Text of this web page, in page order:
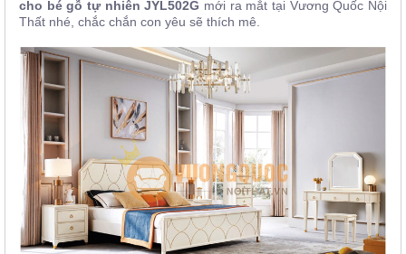
Hàngcho bé gỗ tự nhiên JYL502G mới ra mắt tại Vương Quốc Nội
Thất nhé, chắc chắn con yêu sẽ thích mê.